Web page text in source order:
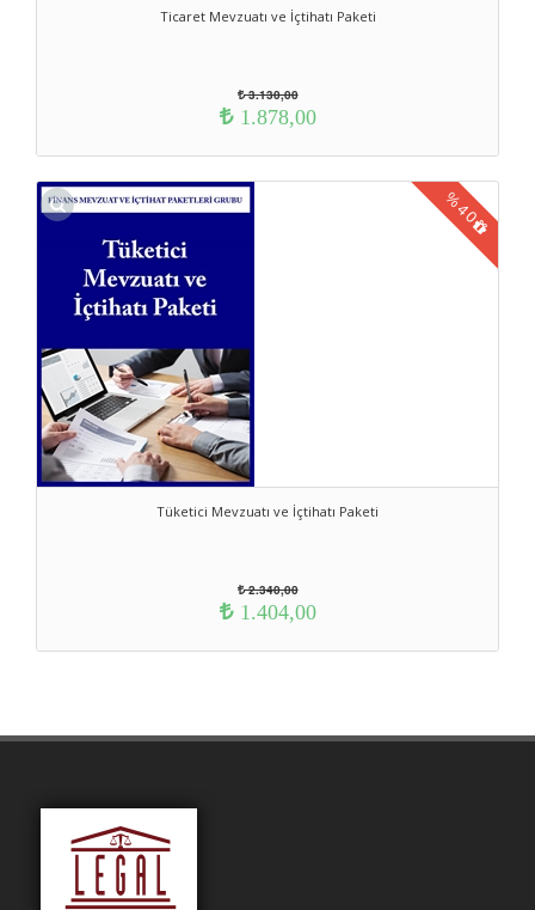
Ticaret Mevzuatı ve İçtihatı Paketi
3.130,00
1.878,00
Tüketici Mevzuatı ve İçtihatı Paketi
%40
2.340,00
1.404,00